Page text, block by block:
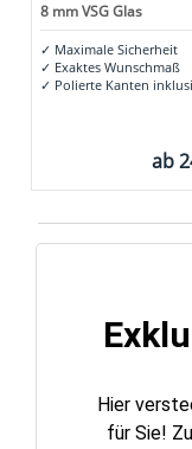
8 mm VSG Glas
✓ Maximale Sicherheit
✓ Exaktes Wunschmaß
✓ Polierte Kanten
ab
Hier
für Sie!